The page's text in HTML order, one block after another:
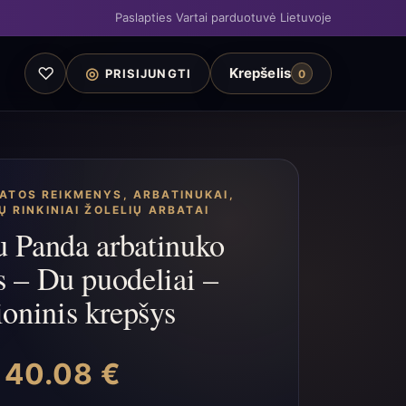
Paslapties Vartai parduotuvė Lietuvoje
♡ ◎ PRISIJUNGTI Krepšelis 0
REIKMENYS , ARBATINUKAI ,
RINKINIAI ŽOLELIŲ ARBATAI
Panda arbatinuko
– Du puodeliai –
krepšys
40.08 €